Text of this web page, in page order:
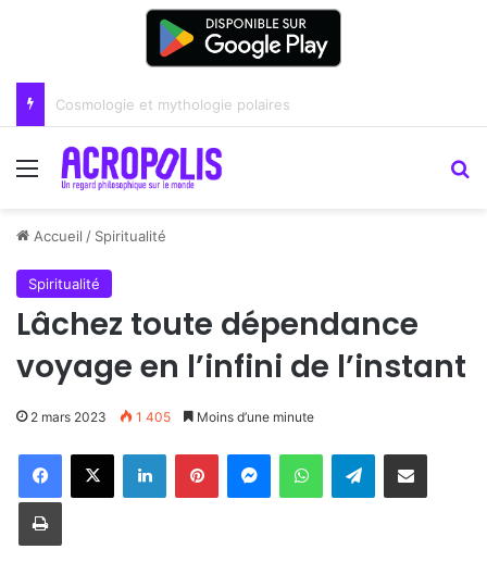
Renoir : la peinture comme un art du lien
Menu
Accueil / Spiritualité
Spiritualité
Lâchez toute dépendance
voyage en l’infini de l’instant
2 mars 2023 1 405 Moins d’une minute
LinkedinPinterestMessengerWhatsAppTelegramPartager par email
Imprimer